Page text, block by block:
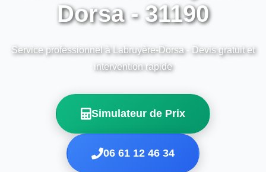
Dorsa - 31190
Service professionnel à Labruyère-Dorsa - Devis gratuit et
intervention rapide
Simulateur de Prix
06 61 12 46 34